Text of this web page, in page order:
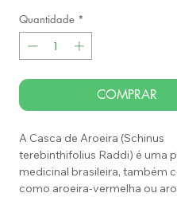
Quantidade *
COMPRAR
A Casca de Aroeira (Schinus
terebinthifolius Raddi) é uma
medicinal brasileira, também
como aroeira-vermelha ou